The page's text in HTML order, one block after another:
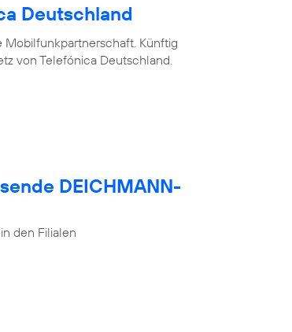
Deutschland
Mobilfunkpartnerschaft. Künftig
von Telefónica Deutschland.
DEICHMANN-
den Filialen